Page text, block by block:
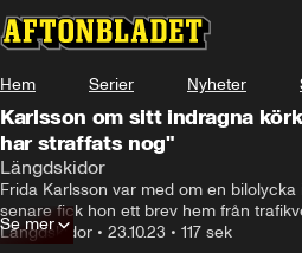
Hem Serier Nyheter
Karlsson om sitt indragna
har straffats nog"
Längdskidor
Frida Karlsson var med om en
senare fick hon ett brev hem från
har blivit indraget. Hör skidstjärnan
Längdskidor • 23.10.23 • 117 sek
Se mer